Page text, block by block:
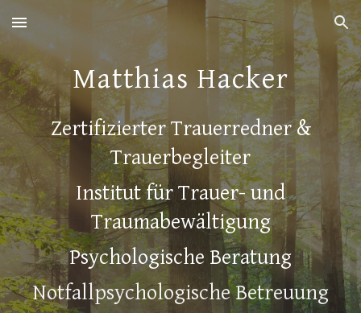
Skip to main content Skip to navigation
Matthias Hacker
Zertifizierter Trauerredner &
Trauerbegleiter
Institut für Trauer- und
Traumabewältigung
Psychologische Beratung
Notfallpsychologische Betreuung